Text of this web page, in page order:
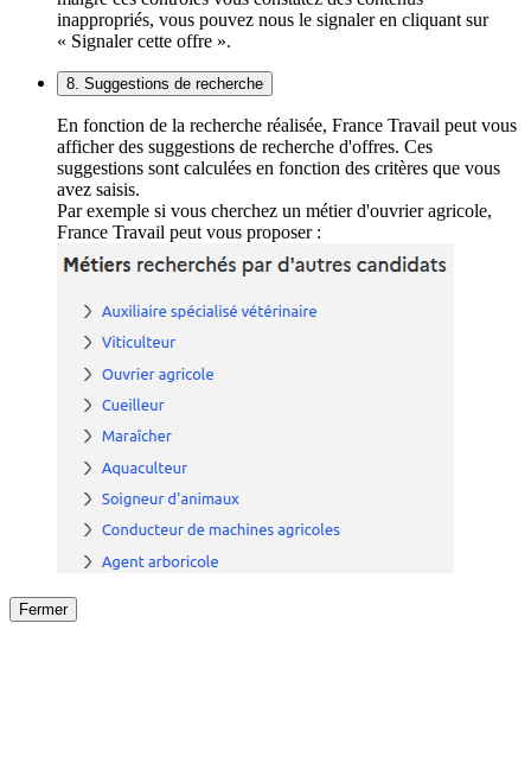
inappropriés, vous pouvez nous le signaler en cliquant sur
« Signaler cette offre ».
8. Suggestions de recherche
En fonction de la recherche réalisée, France Travail peut vous
afficher des suggestions de recherche d'offres. Ces
suggestions sont calculées en fonction des critères que vous
avez saisis.
Par exemple si vous cherchez un métier d'ouvrier agricole,
France Travail peut vous proposer :
Fermer